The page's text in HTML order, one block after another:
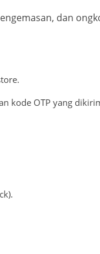
dan
kode OTP yang